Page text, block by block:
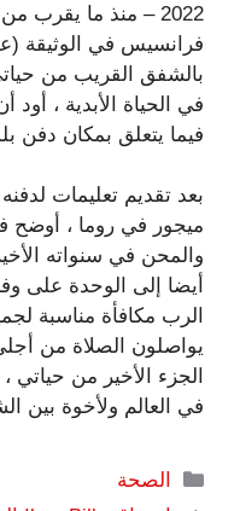
2022 – منذ ما يقرب
فرانسيس في الوثيقة
بالشفق القريب من
في الحياة الأبدية ، أود
فيما يتعلق بمكان دفن
بعد تقديم تعليمات
ميجور في روما ، أوضح
والمحن في سنواته
أيضا إلى الوحدة على
الرب مكافأة مناسبة
يواصلون الصلاة من
الجزء الأخير من
في العالم ولأخوة بين
التصنيفات
الصحة